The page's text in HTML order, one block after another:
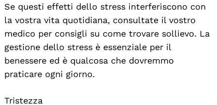
Se questi effetti dello stress interferiscono con
la vostra vita quotidiana, consultate il vostro
medico per consigli su come trovare sollievo. La
gestione dello stress è essenziale per il
benessere ed è qualcosa che dovremmo
praticare ogni giorno.
Tristezza